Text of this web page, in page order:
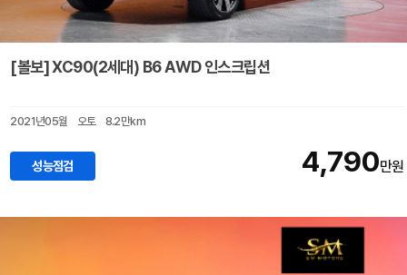
[볼보] XC90(2세대) B6 AWD 인스크립션
2021년05월 오토 8.2만km
성능점검 4,790만원